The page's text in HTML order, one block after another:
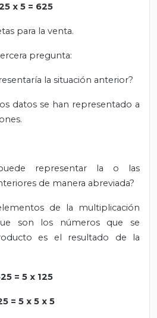
x 5 = 625
para la venta.
pregunta:
la situación anterior?
datos se han representado a
representar la o las
de manera abreviada?
de la multiplicación
son los números que se
es el resultado de la
= 5 x 125
= 5 x 5 x 5